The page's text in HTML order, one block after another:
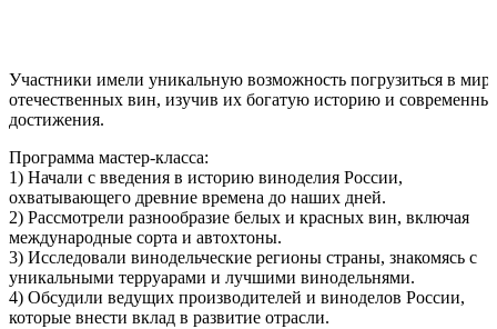
Участники имели уникальную возможность погрузиться в мир
отечественных вин, изучив их богатую историю и
достижения.
Программа мастер-класса:
1) Начали с введения в историю виноделия России,
охватывающего древние времена до наших дней.
2) Рассмотрели разнообразие белых и красных вин, включая
международные сорта и автохтоны.
3) Исследовали винодельческие регионы страны, знакомясь с
уникальными терруарами и лучшими винодельнями.
4) Обсудили ведущих производителей и виноделов России,
которые внести вклад в развитие отрасли.